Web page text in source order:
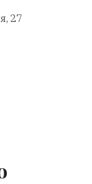
27